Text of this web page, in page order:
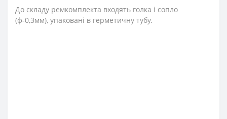
До складу ремкомплекта входять голка і сопло
(ф-0,3мм), упаковані в герметичну тубу.